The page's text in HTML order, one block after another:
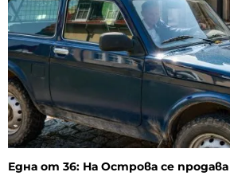
Една от 36: На Острова се